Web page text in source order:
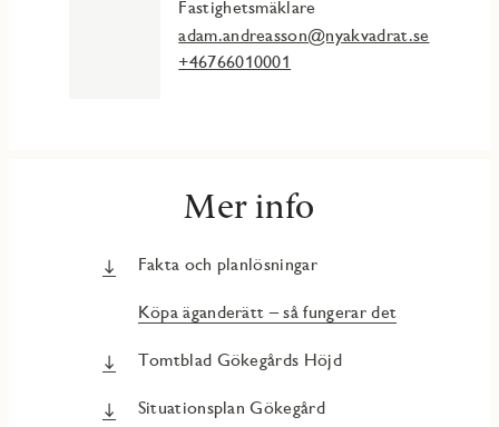
Fastighetsmäklare
adam.andreasson@nyakvadrat.se
+46766010001
Mer info
Fakta och planlösningar
Köpa äganderätt – så fungerar det
Tomtblad Gökegårds Höjd
Situationsplan Gökegård